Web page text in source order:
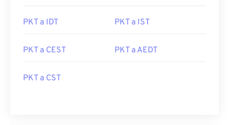
PKT a IDT PKT a IST
PKT a CEST PKT a AEDT
PKT a CST